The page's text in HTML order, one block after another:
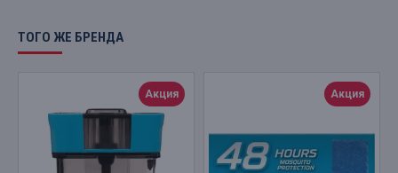
ТОГО ЖЕ БРЕНДА
Акция Акция